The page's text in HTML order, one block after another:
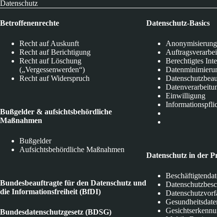
Datenschutz
Betroffenenrechte
Recht auf Auskunft
Recht auf Berichtigung
Recht auf Löschung
(„Vergessenwerden“)
Recht auf Widerspruch
Bußgelder & aufsichtsbehördliche
Maßnahmen
Bußgelder
Aufsichtsbehördliche Maßnahmen
Bundesbeauftragte für den Datenschutz und
die Informationsfreiheit (BfDI)
Bundesdatenschutzgesetz (BDSG)
Datenschutz-Basics
Berechtigtes
Einwilligung
Datenschutz in der